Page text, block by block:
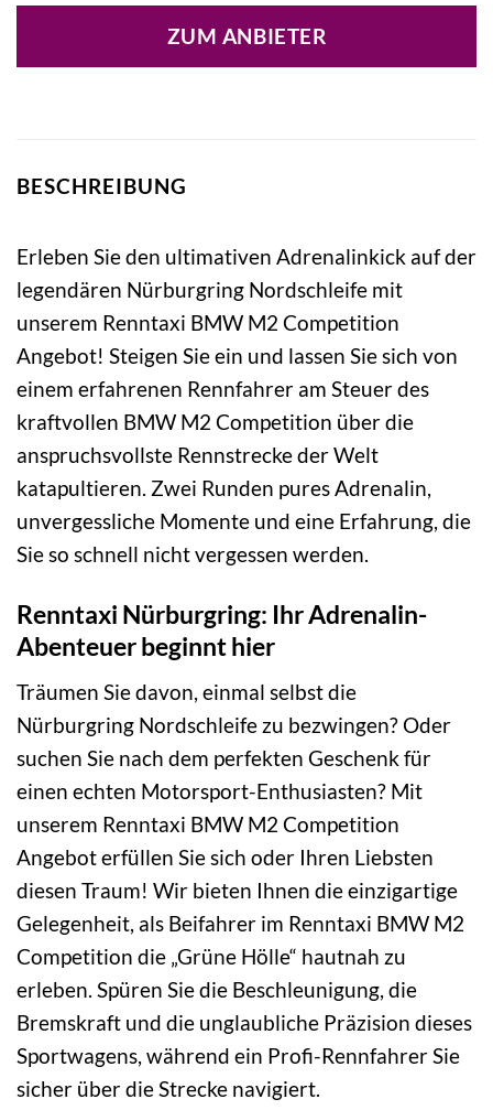
ZUM ANBIETER
BESCHREIBUNG
Erleben Sie den ultimativen Adrenalinkick auf der
legendären Nürburgring Nordschleife mit
unserem Renntaxi BMW M2 Competition
Angebot! Steigen Sie ein und lassen Sie sich von
einem erfahrenen Rennfahrer am Steuer des
kraftvollen BMW M2 Competition über die
anspruchsvollste Rennstrecke der Welt
katapultieren. Zwei Runden pures Adrenalin,
unvergessliche Momente und eine Erfahrung, die
Sie so schnell nicht vergessen werden.
Renntaxi Nürburgring: Ihr Adrenalin-
Abenteuer beginnt hier
Träumen Sie davon, einmal selbst die
Nürburgring Nordschleife zu bezwingen? Oder
suchen Sie nach dem perfekten Geschenk für
einen echten Motorsport-Enthusiasten? Mit
unserem Renntaxi BMW M2 Competition
Angebot erfüllen Sie sich oder Ihren Liebsten
diesen Traum! Wir bieten Ihnen die einzigartige
Gelegenheit, als Beifahrer im Renntaxi BMW M2
Competition die „Grüne Hölle“ hautnah zu
erleben. Spüren Sie die Beschleunigung, die
Bremskraft und die unglaubliche Präzision dieses
Sportwagens, während ein Profi-Rennfahrer Sie
sicher über die Strecke navigiert.